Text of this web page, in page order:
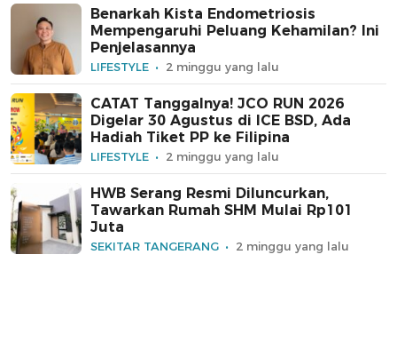
Benarkah Kista Endometriosis
Mempengaruhi Peluang Kehamilan? Ini
Penjelasannya
LIFESTYLE 2 minggu yang lalu
CATAT Tanggalnya! JCO RUN 2026
Digelar 30 Agustus di ICE BSD, Ada
Hadiah Tiket PP ke Filipina
LIFESTYLE 2 minggu yang lalu
HWB Serang Resmi Diluncurkan,
Tawarkan Rumah SHM Mulai Rp101
Juta
SEKITAR TANGERANG 2 minggu yang lalu